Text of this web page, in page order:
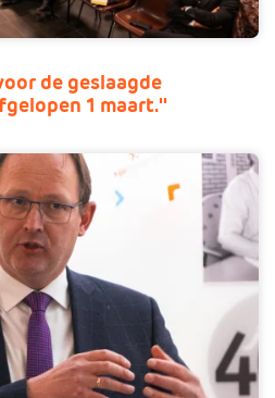
de geslaagde
1 maart.''